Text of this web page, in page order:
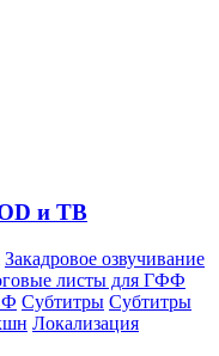
и ТВ
Закадровое озвучивание
листы для ГФФ
Субтитры Субтитры
Локализация